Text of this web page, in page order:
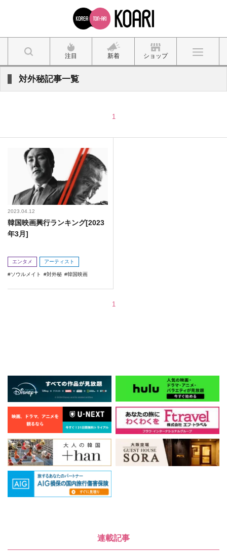
注目 新着 ショップ
対外秘記事一覧
1
2023.04.12
韓国映画興行ランキング[2023
年3月]
エンタメ アーティスト
ソウルメイト 対外秘 韓国映画
1
連載記事